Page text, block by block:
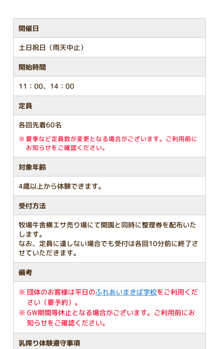
開催日
土日祝日（雨天中止）
開始時間
11：00、14：00
定員
各回先着60名
夏季など定員数が変更となる場合がございます。ご利用前に
お知らせをご確認ください。
対象年齢
4歳以上から体験できます。
受付方法
牧場牛舎横エサ売り場にて開園と同時に整理券を配布いた
します。
なお、定員に達しない場合でも受付は各回10分前に終了さ
せていただきます。
備考
団体のお客様は平日のふれあいまきば学校をご利用くだ
さい（要予約）。
GW期間等休止となる場合がございます。ご利用前にお
知らせをご確認ください。
乳搾り体験遵守事項